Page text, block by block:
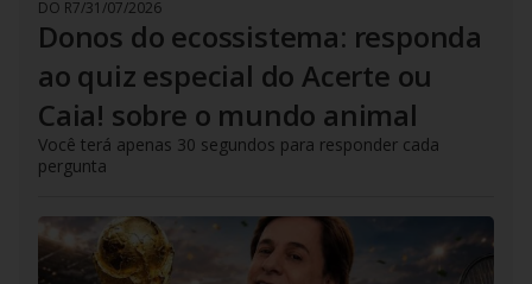
DO R7/31/07/2026
Donos do ecossistema: responda
ao quiz especial do Acerte ou
Caia! sobre o mundo animal
Você terá apenas 30 segundos para responder cada
pergunta